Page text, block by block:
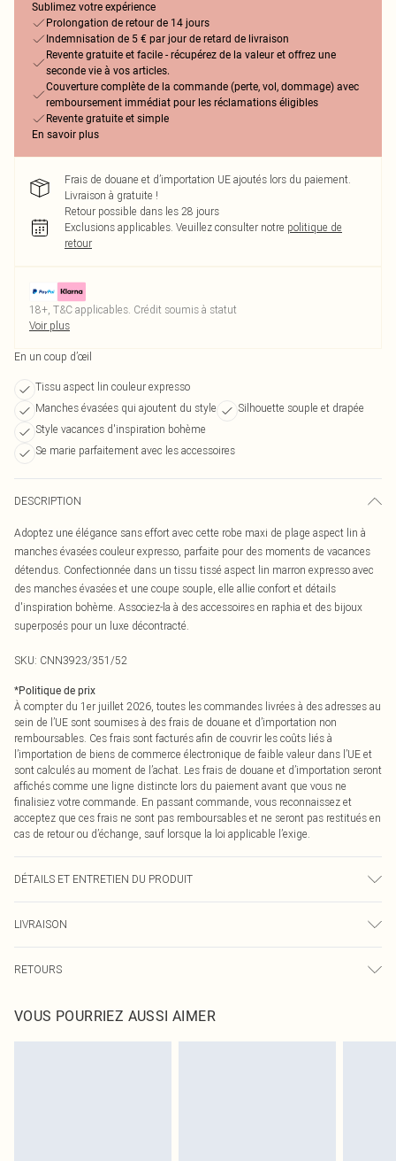
Sublimez votre expérience
Prolongation de retour de 14 jours
Indemnisation de 5 € par jour de retard de livraison
Revente gratuite et facile - récupérez de la valeur et offrez une
seconde vie à vos articles.
Couverture complète de la commande (perte, vol, dommage) avec
remboursement immédiat pour les réclamations éligibles
Revente gratuite et simple
En savoir plus
Frais de douane et d’importation UE ajoutés lors du paiement.
Livraison à gratuite !
Retour possible dans les 28 jours
Exclusions applicables. Veuillez consulter notre politique de
retour
18+, T&C applicables. Crédit soumis à statut
Voir plus
En un coup d’œil
Tissu aspect lin couleur expresso
Manches évasées qui ajoutent du style
Silhouette souple et drapée
Style vacances d'inspiration bohème
Se marie parfaitement avec les accessoires
DESCRIPTION
Adoptez une élégance sans effort avec cette robe maxi de plage aspect lin à
manches évasées couleur expresso, parfaite pour des moments de vacances
détendus. Confectionnée dans un tissu tissé aspect lin marron expresso avec
des manches évasées et une coupe souple, elle allie confort et détails
d'inspiration bohème. Associez-la à des accessoires en raphia et des bijoux
superposés pour un luxe décontracté.
SKU: CNN3923/351/52
*Politique de prix
À compter du 1er juillet 2026, toutes les commandes livrées à des adresses au
sein de l’UE sont soumises à des frais de douane et d’importation non
remboursables. Ces frais sont facturés afin de couvrir les coûts liés à
l’importation de biens de commerce électronique de faible valeur dans l’UE et
sont calculés au moment de l’achat. Les frais de douane et d’importation seront
affichés comme une ligne distincte lors du paiement avant que vous ne
finalisiez votre commande. En passant commande, vous reconnaissez et
acceptez que ces frais ne sont pas remboursables et ne seront pas restitués en
cas de retour ou d’échange, sauf lorsque la loi applicable l’exige.
DÉTAILS ET ENTRETIEN DU PRODUIT
couleur peuvent se produire.
LIVRAISON
Livraison express France
Jusqu'à 2-3 jours ouvrables
RETOURS
pour nous retourner un article.
Veuillez noter que nous ne pouvons pas rembourser les masques tendance, les
VOUS POURRIEZ AUSSI AIMER